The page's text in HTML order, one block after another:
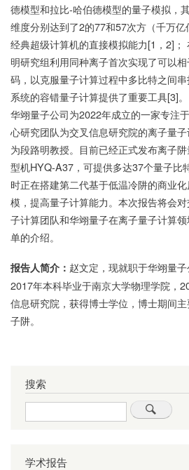
德模型和拉比-哈伯德模型的量子模拟，
维度分别达到了2的77和57次方（千万
经典超级计算机的直接模拟能力[1，2]；
明研究组利用同种离子首次实现了可以
码，以克服量子计算过程中多比特之间
系统的容错量子计算提供了重要工具[3]。
华翊量子公司为2022年成立的一家专注
心研究团队为交叉信息研究院的离子量
为段路明教授。目前已经正式发布离子
型机HYQ-A37，可提供多达37个量子比
时正在搭建第二代基于低温冷阱的商业
模，提高量子计算能力。本次报告将会
子计算团队和华翊量子在离子量子计算
单的介绍。
报告人简介： 赵文定，现就职于华翊量子
2017年本科毕业于南京大学物理学院，
信息研究院，获得博士学位，博士期间
子阱。
搜索
Search
学术报告